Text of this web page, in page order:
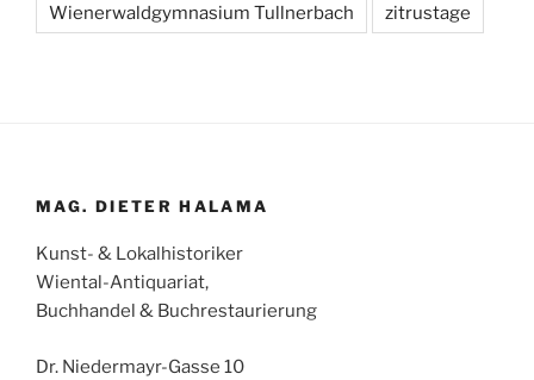
Wienerwaldgymnasium Tullnerbach zitrustage
MAG. DIETER HALAMA
Kunst- & Lokalhistoriker
Wiental-Antiquariat,
Buchhandel & Buchrestaurierung
Dr. Niedermayr-Gasse 10